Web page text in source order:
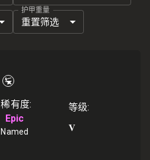
护甲重量
重置筛选
稀有度:
Epic
Named
等级:
V